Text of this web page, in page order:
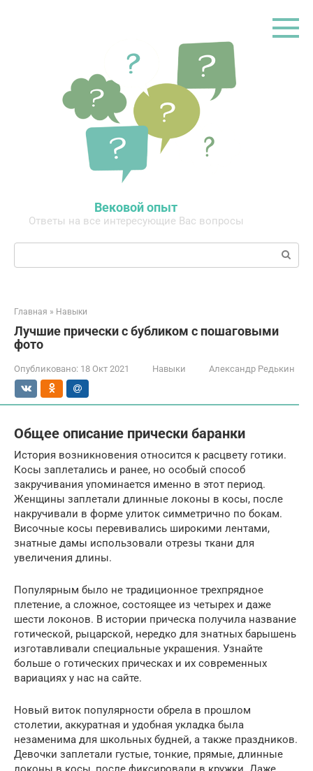
Вековой опыт
Ответы на все интересующие Вас вопросы
Поиск:
Главная » Навыки
Лучшие прически с бубликом с пошаговыми
фото
Опубликовано: 18 Окт 2021 Навыки Александр Редькин
Общее описание прически баранки
История возникновения относится к расцвету готики.
Косы заплетались и ранее, но особый способ
закручивания упоминается именно в этот период.
Женщины заплетали длинные локоны в косы, после
накручивали в форме улиток симметрично по бокам.
Височные косы перевивались широкими лентами,
знатные дамы использовали отрезы ткани для
увеличения длины.
Популярным было не традиционное трехпрядное
плетение, а сложное, состоящее из четырех и даже
шести локонов. В истории прическа получила название
готической, рыцарской, нередко для знатных барышень
изготавливали специальные украшения. Узнайте
больше о готических прическах и их современных
вариациях у нас на сайте.
Новый виток популярности обрела в прошлом
столетии, аккуратная и удобная укладка была
незаменима для школьных будней, а также праздников.
Девочки заплетали густые, тонкие, прямые, длинные